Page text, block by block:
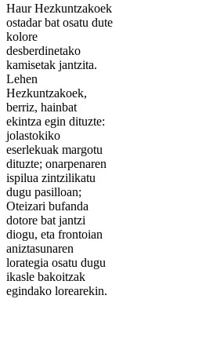
Haur Hezkuntzakoek
ostadar bat osatu dute
kolore
desberdinetako
kamisetak jantzita.
Lehen
Hezkuntzakoek,
berriz, hainbat
ekintza egin dituzte:
jolastokiko
eserlekuak margotu
dituzte; onarpenaren
ispilua zintzilikatu
dugu pasilloan;
Oteizari bufanda
dotore bat jantzi
diogu, eta frontoian
aniztasunaren
lorategia osatu dugu
ikasle bakoitzak
egindako lorearekin.